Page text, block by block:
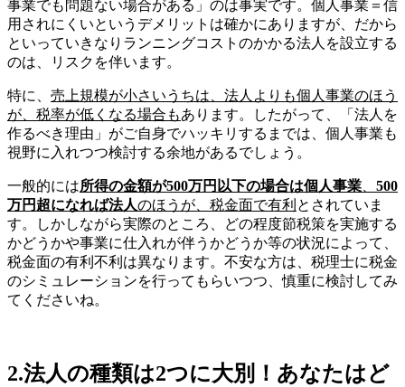
事業でも問題ない場合がある」のは事実です。個人事業＝信
用されにくいというデメリットは確かにありますが、だから
といっていきなりランニングコストのかかる法人を設立する
のは、リスクを伴います。
特に、 売上規模が小さいうちは、法人よりも個人事業のほう
が、税率が低くなる場合もあります。したがって、「法人を
作るべき理由」がご自身でハッキリするまでは、個人事業も
視野に入れつつ検討する余地があるでしょう。
一般的には所得の金額が500万円以下の場合は個人事業
500
万円超になれば法人のほうが、税金面で有利 とされていま
す。しかしながら実際のところ、どの程度節税策を実施する
かどうかや事業に仕入れが伴うかどうか等の状況によって、
税金面の有利不利は異なります。不安な方は、税理士に税金
のシミュレーションを行ってもらいつつ、慎重に検討してみ
てくださいね。
2.法人の種類は2つに大別！あなたはど